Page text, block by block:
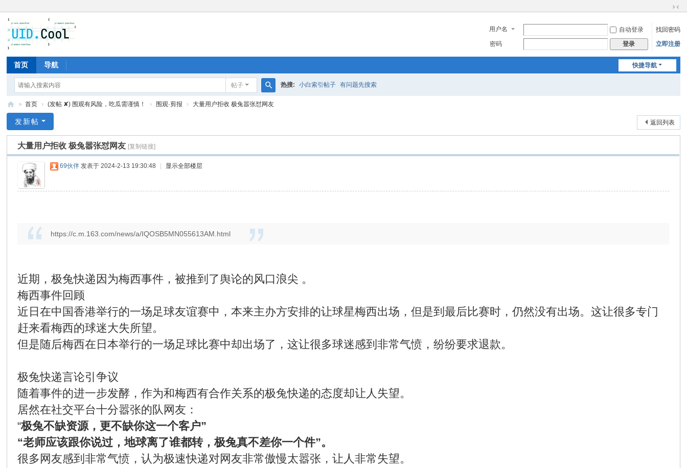
换
到
窄
用户名 自动登录
找回密码
密码
登录 立即注册
快捷导航
首页 导航
帖子
搜
热搜: 小白索引帖子 有问题先搜索
爱
» 首页 › (发帖 ✘) 围观有风险，吃瓜需谨慎！ › 围观·剪报 › 大量用户拒收 极兔嚣张怼网友
返回列表
发新帖
大量用户拒收 极兔嚣张怼网友 [复制链接]
69伙伴 发表于 2024-2-13 19:30:48 显示全部楼层
https://c.m.163.com/news/a/IQOSB5MN055613AM.html
近期，极兔快递因为梅西事件，被推到了舆论的风口浪尖 。
梅西事件回顾
近日在中国香港举行的一场足球友谊赛中，本来主办方安排的让球星梅西出场，但是到最后比赛时，仍然没有出场。这让很多专门
赶来看梅西的球迷大失所望。
但是随后梅西在日本举行的一场足球比赛中却出场了，这让很多球迷感到非常气愤，纷纷要求退款。
极兔快递言论引争议
随着事件的进一步发酵，作为和梅西有合作关系的极兔快递的态度却让人失望。
居然在社交平台十分嚣张的队网友：
“极兔不缺资源，更不缺你这一个客户”
“老师应该跟你说过，地球离了谁都转，极兔真不差你一个件”。
很多网友感到非常气愤，认为极速快递对网友非常傲慢太嚣张，让人非常失望。